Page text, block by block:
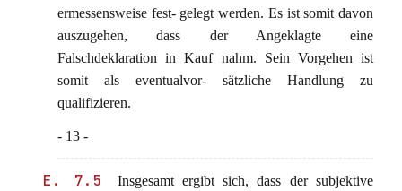
ermessensweise fest- gelegt werden. Es ist somit davon
auszugehen, dass der Angeklagte eine
Falschdeklaration in Kauf nahm. Sein Vorgehen ist
somit als eventualvor- sätzliche Handlung zu
qualifizieren.
- 13 -
E. 7.5
Insgesamt ergibt sich, dass der subjektive